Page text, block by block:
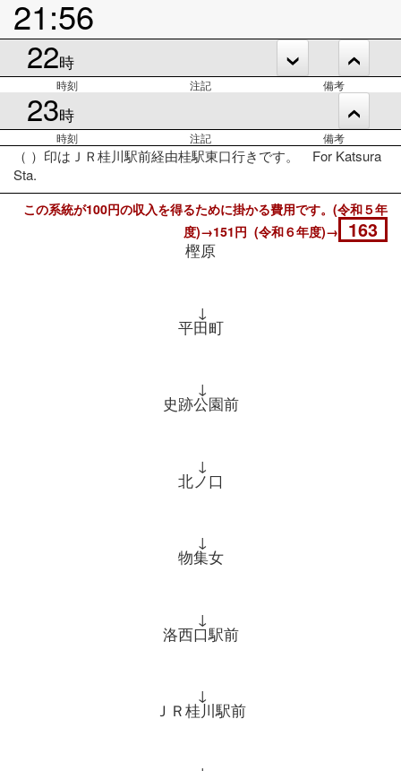
21:56
22時
時刻 注記 備考
23時
時刻 注記 備考
（ ）印はＪＲ桂川駅前経由桂駅東口行きです。 For Katsura
Sta.
この系統が100円の収入を得るために掛かる費用です。(令和５年
度)→151円 (令和６年度)→
163
樫原
↓
平田町
↓
史跡公園前
↓
北ノ口
↓
物集女
↓
洛西口駅前
↓
ＪＲ桂川駅前